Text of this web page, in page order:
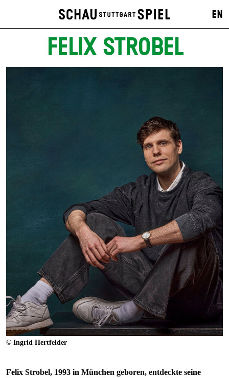
EN
FELIX STROBEL
© Ingrid Hertfelder
Felix Strobel, 1993 in München geboren, entdeckte seine